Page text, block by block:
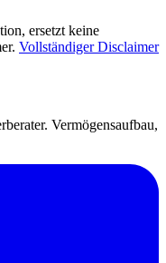
ersetzt keine
Vollständiger Disclaimer
Vermögensaufbau,